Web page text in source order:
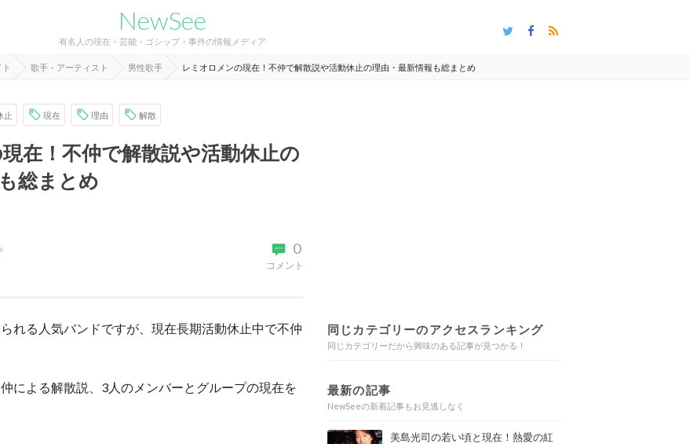
NewSee
有名人の現在・芸能・ゴシップ・事件の情報メディア
歌手・アーティスト 男性歌手 レミオロメンの現在！不仲で解散説や活動休止の理由・最新情報も総まとめ
止 現在 理由 解散
在！不仲で解散説や活動休止の
総まとめ
0
コメント
れる人気バンドですが、現在長期活動休止中で不仲
による解散説、3人のメンバーとグループの現在を
同じカテゴリーのアクセスランキング
同じカテゴリーだから興味のある記事が見つかる！
最新の記事
NewSeeの新着記事もお見逃しなく
美島光司の若い頃と現在！熱愛の紅